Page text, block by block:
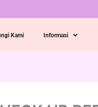
Kami Informasi